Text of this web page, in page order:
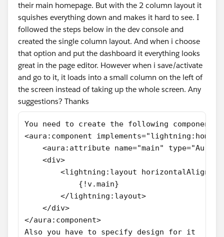
their main homepage. But with the 2 column layout it
squishes everything down and makes it hard to see. I
followed the steps below in the dev console and
created the single column layout. And when i choose
that option and put the dashboard it everything looks
great in the page editor. However when i save/activate
and go to it, it loads into a small column on the left of
the screen instead of taking up the whole screen. Any
suggestions? Thanks
You need to create the following component
<aura:component
<aura:attribute name="main"
    <div>
<lightning:layout
            {!v.main}
        </lightning:layout>
    </div>
</aura:component>
Also you have to specify design for it